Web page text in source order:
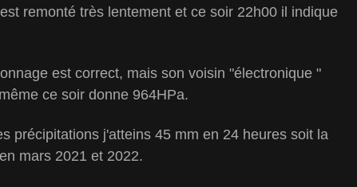
remonté très lentement et ce soir 22h00 il indique
est correct, mais son voisin "électronique "
ce soir donne 964HPa.
précipitations j'atteins 45 mm en 24 heures soit la
mars 2021 et 2022.